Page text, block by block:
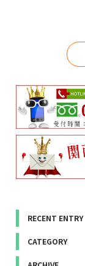
RECENT ENTRY
CATEGORY